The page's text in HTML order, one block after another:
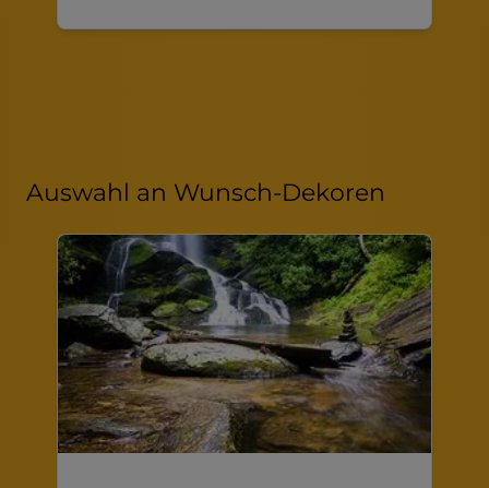
Auswahl an Wunsch-Dekoren